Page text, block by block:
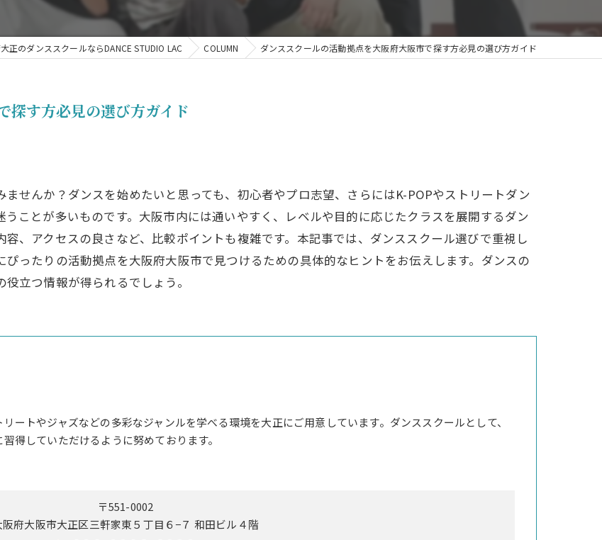
正のダンススクールならDANCE STUDIO LAC COLUMN ダンススクールの活動拠点を大阪府大阪市で探す方必見の選び方ガイド
探す方必見の選び方ガイド
せんか？ダンスを始めたいと思っても、初心者やプロ志望、さらにはK-POPやストリートダン
ことが多いものです。大阪市内には通いやすく、レベルや目的に応じたクラスを展開するダン
、アクセスの良さなど、比較ポイントも複雑です。本記事では、ダンススクール選びで重視し
ったりの活動拠点を大阪府大阪市で見つけるための具体的なヒントをお伝えします。ダンスの
立つ情報が得られるでしょう。
ートやジャズなどの多彩なジャンルを学べる環境を大正にご用意しています。ダンススクールとして、
得していただけるように努めております。
〒551-0002
阪府大阪市大正区三軒家東５丁目６−７ 和田ビル４階